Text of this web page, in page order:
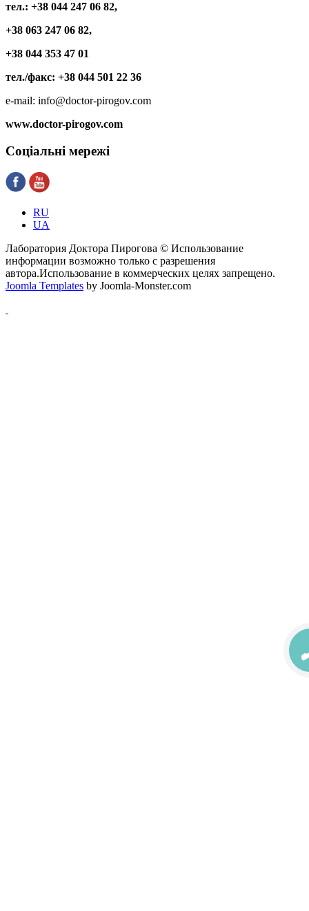
тел.: +38 044 247 06 82,
+38 063 247 06 82,
+38 044 353 47 01
тел./факс: +38 044 501 22 36
e-mail: info@doctor-pirogov.com
www.doctor-pirogov.com
Соціальні мережі
RU
UA
Лаборатория Доктора Пирогова © Использование
информации возможно только с разрешения
автора.Использование в коммерческих целях запрещено.
Joomla Templates by Joomla-Monster.com